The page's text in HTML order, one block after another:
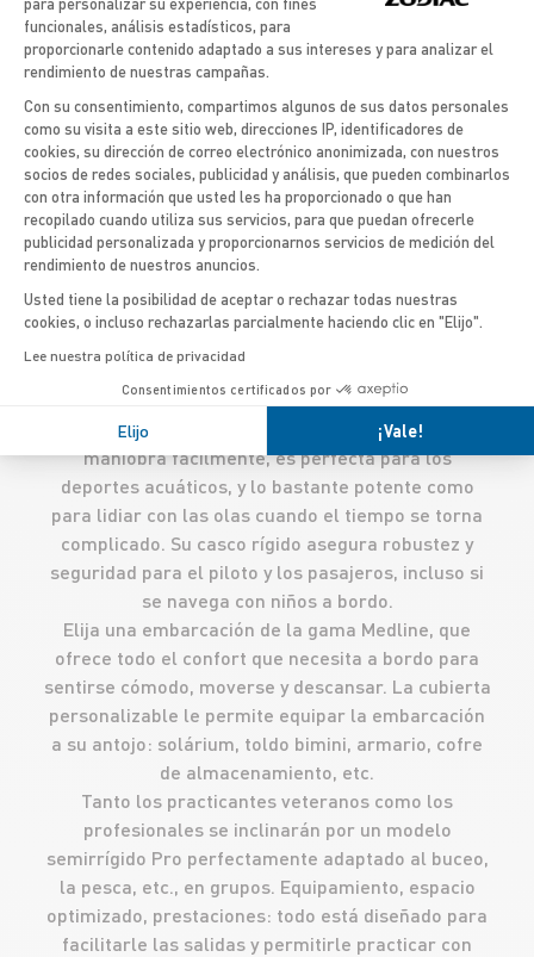
paseo por el mar…
Una embarcación fueraborda semirrígida con
mediano, de 5 metros, es sumamente práctica. Al
salir a explorar el mundo y navegar donde le
apetezca. Ideal para las salidas regulares, se
maniobra fácilmente, es perfecta para los
deportes acuáticos, y lo bastante potente como
para lidiar con las olas cuando el tiempo se torna
complicado. Su casco rígido asegura robustez y
seguridad para el piloto y los pasajeros, incluso si
se navega con niños a bordo.
Elija una embarcación de la gama Medline, que
ofrece todo el confort que necesita a bordo para
sentirse cómodo, moverse y descansar. La cubierta
personalizable le permite equipar la embarcación
a su antojo: solárium, toldo bimini, armario, cofre
de almacenamiento, etc.
Tanto los practicantes veteranos como los
profesionales se inclinarán por un modelo
semirrígido Pro perfectamente adaptado al buceo,
la pesca, etc., en grupos. Equipamiento, espacio
optimizado, prestaciones: todo está diseñado para
facilitarle las salidas y permitirle practicar con
funcionales, análisis estadísticos, para
proporcionarle contenido adaptado a sus intereses y para analizar el
rendimiento de nuestras campañas.
Con su consentimiento, compartimos algunos de sus datos personales
como su visita a este sitio web, direcciones IP, identificadores de
cookies, su dirección de correo electrónico anonimizada, con nuestros
socios de redes sociales, publicidad y análisis, que pueden combinarlos
con otra información que usted les ha proporcionado o que han
recopilado cuando utiliza sus servicios, para que puedan ofrecerle
publicidad personalizada y proporcionarnos servicios de medición del
rendimiento de nuestros anuncios.
Usted tiene la posibilidad de aceptar o rechazar todas nuestras
cookies, o incluso rechazarlas parcialmente haciendo clic en "Elijo".
Lee nuestra política de privacidad
Consentimientos certificados por
Elijo ¡Vale!
Axeptio consent